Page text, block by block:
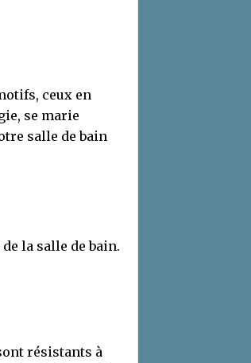
ceux en
se marie
salle de bain
la salle de bain.
résistants à